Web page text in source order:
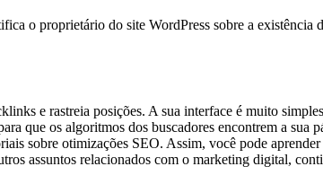
o proprietário do site WordPress sobre a existência
e rastreia posições. A sua interface é muito
que os algoritmos dos buscadores encontrem a sua
sobre otimizações SEO. Assim, você pode
assuntos relacionados com o marketing digital,